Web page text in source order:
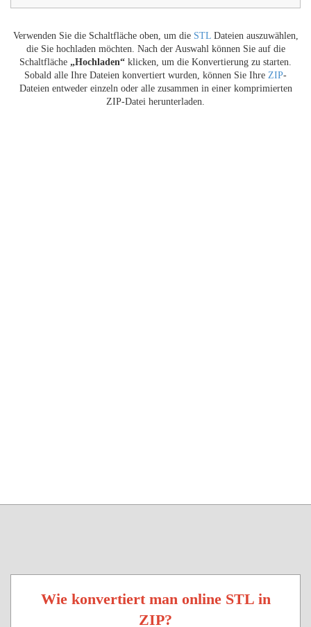
Verwenden Sie die Schaltfläche oben, um die STLDateien auszuwählen,
die Sie hochladen möchten. Nach der Auswahl können Sie auf die
Schaltfläche „Hochladen“ klicken, um die Konvertierung zu starten.
Sobald alle Ihre Dateien konvertiert wurden, können Sie Ihre ZIP-
Dateien entweder einzeln oder alle zusammen in einer komprimierten
ZIP-Datei herunterladen.
Wie konvertiert man online STL in
ZIP?